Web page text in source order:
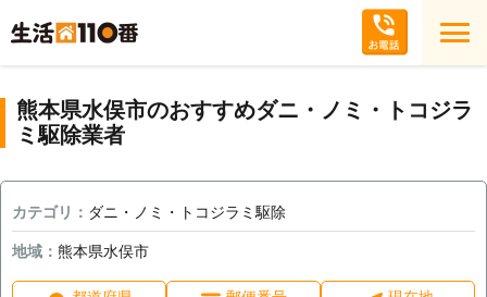
熊本県水俣市のおすすめダニ・ノミ・トコジラ
ミ駆除業者
カテゴリ： ダニ・ノミ・トコジラミ駆除
地域： 熊本県水俣市